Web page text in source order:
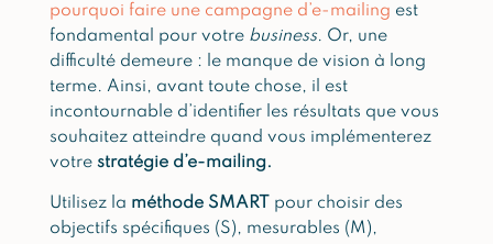
pourquoi faire une campagne d’e-mailing est
fondamental pour votre business. Or, une
difficulté demeure : le manque de vision à long
terme. Ainsi, avant toute chose, il est
incontournable d’identifier les résultats que vous
souhaitez atteindre quand vous implémenterez
votre stratégie d’e-mailing.
Utilisez la méthode SMART
pour choisir des
objectifs spécifiques (S), mesurables (M),